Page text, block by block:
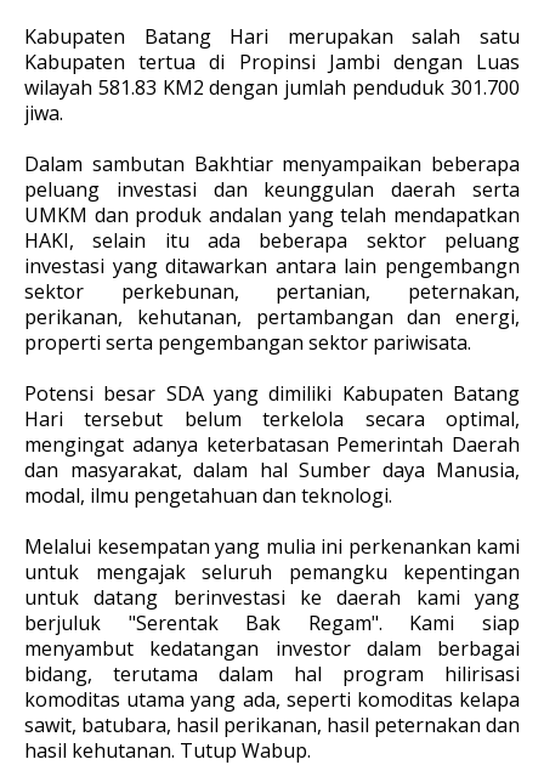
Kabupaten Batang Hari merupakan salah satu
Kabupaten tertua di Propinsi Jambi dengan Luas
wilayah 581.83 KM2 dengan jumlah penduduk 301.700
jiwa.
Dalam sambutan Bakhtiar menyampaikan beberapa
peluang investasi dan keunggulan daerah serta
UMKM dan produk andalan yang telah mendapatkan
HAKI, selain itu ada beberapa sektor peluang
investasi yang ditawarkan antara lain pengembangn
sektor perkebunan, pertanian, peternakan,
perikanan, kehutanan, pertambangan dan energi,
properti serta pengembangan sektor pariwisata.
Potensi besar SDA yang dimiliki Kabupaten Batang
Hari tersebut belum terkelola secara optimal,
mengingat adanya keterbatasan Pemerintah Daerah
dan masyarakat, dalam hal Sumber daya Manusia,
modal, ilmu pengetahuan dan teknologi.
Melalui kesempatan yang mulia ini perkenankan kami
untuk mengajak seluruh pemangku kepentingan
untuk datang berinvestasi ke daerah kami yang
berjuluk "Serentak Bak Regam". Kami siap
menyambut kedatangan investor dalam berbagai
bidang, terutama dalam hal program hilirisasi
komoditas utama yang ada, seperti komoditas kelapa
sawit, batubara, hasil perikanan, hasil peternakan dan
hasil kehutanan. Tutup Wabup.